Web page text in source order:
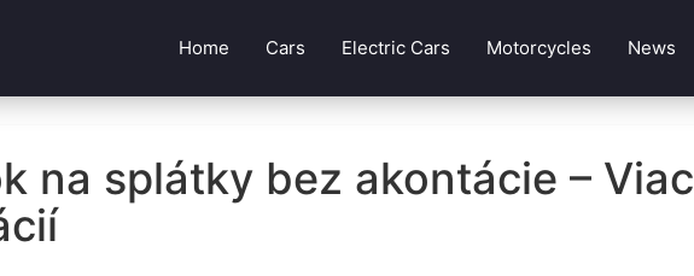
Home Cars Electric Cars Motorcycles News
na splátky bez akontácie – Viac